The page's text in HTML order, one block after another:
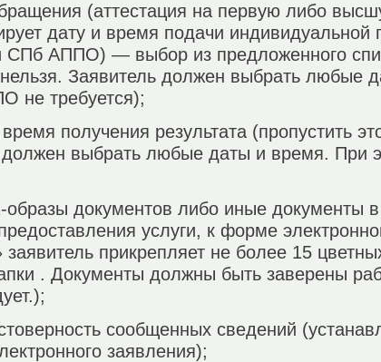
(аттестация на первую либо
дату и время подачи индивидуальной
АППО) — выбор из предложенного
Заявитель должен выбрать любые
не требуется);
получения результата (пропустить
должен выбрать любые даты и время.
образы документов либо иные документы
услуги, к форме
заявитель прикрепляет не более 15
. Документы должны быть заверены
сообщенных сведений
заявления);